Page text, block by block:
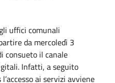
uffici comunali
da mercoledì 3
consueto il canale
Infatti, a seguito
ai servizi avviene